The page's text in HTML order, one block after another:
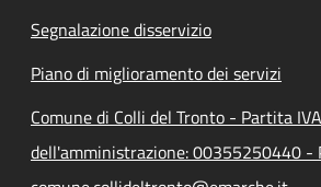
Segnalazione disservizio
Piano di miglioramento dei servizi
Comune di Colli del Tronto - Partita IVA
dell'amministrazione: 00355250440 -